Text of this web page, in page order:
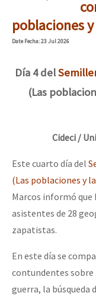
poblaciones
DateFecha: 23 Jul 2026
Día 4 del
(Las
Cideci /
Este cuarto día del
(Las poblaciones y
Marcos informó que
asistentes de 28
zapatistas.
En este día se
contundentes sobre
guerra, la búsqueda